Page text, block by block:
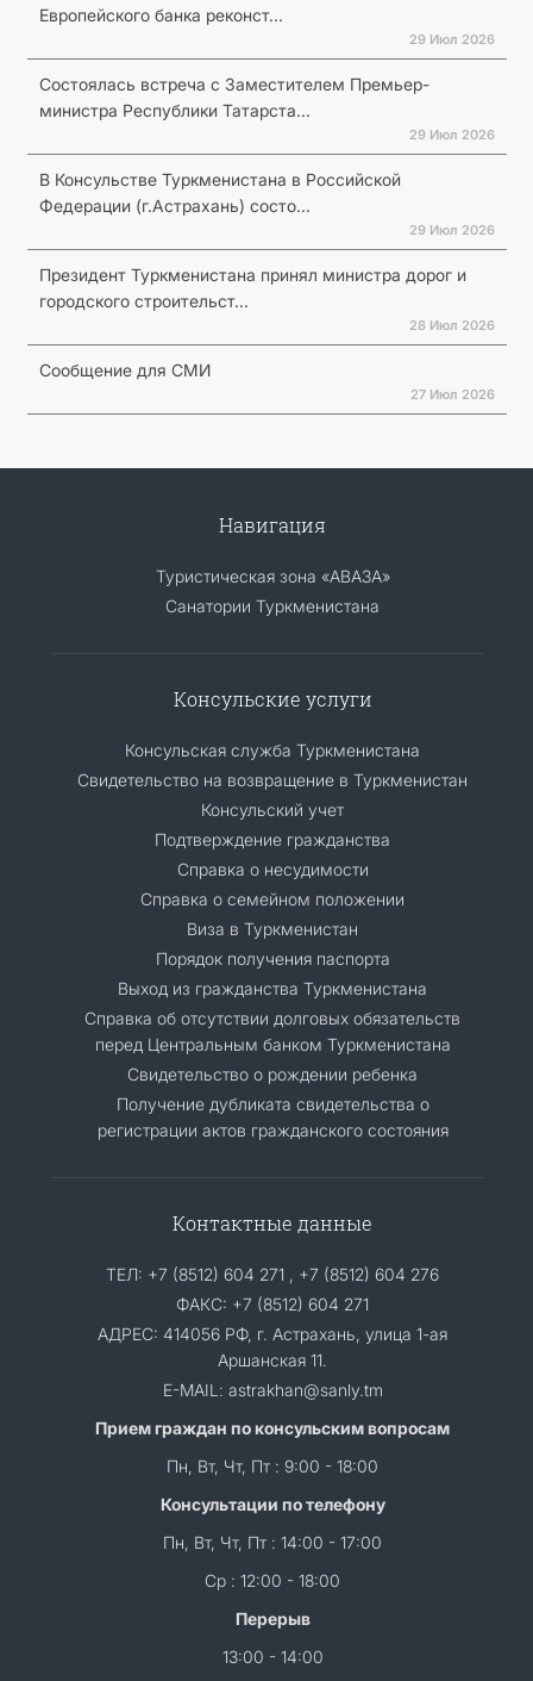
Европейского банка реконст...
29 Июл 2026
Состоялась встреча с Заместителем Премьер-
министра Республики Татарста...
29 Июл 2026
В Консульстве Туркменистана в Российской
Федерации (г.Астрахань) состо...
29 Июл 2026
Президент Туркменистана принял министра дорог и
городского строительст...
28 Июл 2026
Сообщение для СМИ
27 Июл 2026
Навигация
Туристическая зона «АВАЗА»
Санатории Туркменистана
Консульские услуги
Консульская служба Туркменистана
Свидетельство на возвращение в Туркменистан
Консульский учет
Подтверждение гражданства
Справка о несудимости
Справка о семейном положении
Виза в Туркменистан
Порядок получения паспорта
Выход из гражданства Туркменистана
Cправка об отсутствии долговых обязательств
перед Центральным банком Туркменистана
Свидетельство о рождении ребенка
Получение дубликата свидетельства о
регистрации актов гражданского состояния
Контактные данные
ТЕЛ: +7 (8512) 604 271 , +7 (8512) 604 276
ФАКС: +7 (8512) 604 271
АДРЕС: 414056 РФ, г. Астрахань, улица 1-ая
Аршанская 11.
E-MAIL: astrakhan@sanly.tm
Прием граждан по консульским вопросам
Пн, Вт, Чт, Пт : 9:00 - 18:00
Консультации по телефону
Пн, Вт, Чт, Пт : 14:00 - 17:00
Ср : 12:00 - 18:00
Перерыв
13:00 - 14:00